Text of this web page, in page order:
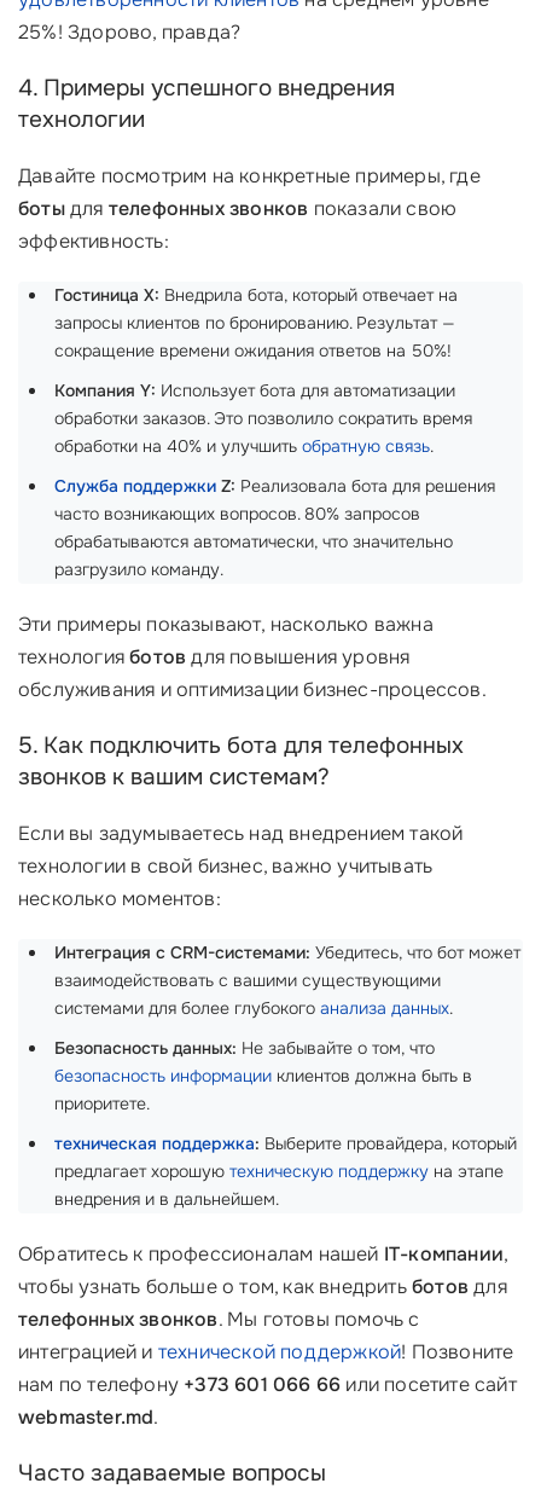
25%! Здорово, правда?
4. Примеры успешного внедрения
технологии
Давайте посмотрим на конкретные примеры, где
ботыдля телефонных звонков показали свою
эффективность:
Гостиница X: Внедрила бота, который отвечает на
запросы клиентов по бронированию. Результат —
сокращение времени ожидания ответов на 50%!
Компания Y: Использует бота для автоматизации
обработки заказов. Это позволило сократить время
обработки на 40% и улучшить обратную связь.
Служба поддержки Z: Реализовала бота для решения
часто возникающих вопросов. 80% запросов
обрабатываются автоматически, что значительно
разгрузило команду.
Эти примеры показывают, насколько важна
технологияботов для повышения уровня
обслуживания и оптимизации бизнес-процессов.
5. Как подключить бота для телефонных
звонков к вашим системам?
Если вы задумываетесь над внедрением такой
технологии в свой бизнес, важно учитывать
несколько моментов:
Интеграция с CRM-системами: Убедитесь, что бот может
взаимодействовать с вашими существующими
системами для более глубокого анализа данных.
Безопасность данных: Не забывайте о том, что
безопасность информации клиентов должна быть в
приоритете.
техническая поддержка: Выберите провайдера, который
предлагает хорошую техническую поддержку на этапе
внедрения и в дальнейшем.
Обратитесь к профессионалам нашей IT-компании,
чтобы узнать больше о том, как внедритьботов для
телефонных звонков. Мы готовы помочь с
интеграцией и технической поддержкой! Позвоните
нам по телефону +373 601 066 66 или посетите сайт
webmaster.md.
Часто задаваемые вопросы